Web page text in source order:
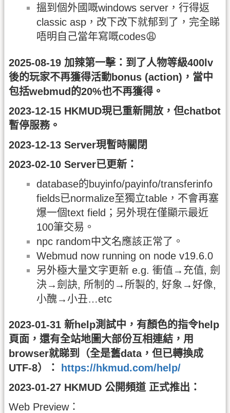
搵到個外國嘅windows server，行得返
classic asp，改下改下就郁到了，完全睇
唔明自己當年寫嘅codes😩
2025-08-19 加辣第一擊：到了人物等級400lv
後的玩家不再獲得活動bonus (action)，當中
包括webmud的20%也不再獲得。
2023-12-15 HKMUD現已重新開放，但chatbot
暫停服務。
2023-12-13 Server現暫時關閉
2023-02-10 Server已更新：
database的buyinfo/payinfo/transferinfo
fields已normalize至獨立table，不會再塞
爆一個text field；另外現在僅顯示最近
100筆交易。
npc random中文名應該正常了。
Webmud now running on node v19.6.0
另外極大量文字更新 e.g. 衝值→充值, 劍
決→劍訣, 所制的→所製的, 好象→好像,
小醜→小丑…etc
2023-01-31 新help測試中，有顏色的指令help
頁面，還有全站地圖大部份互相連結，用
browser就睇到（全是舊data，但已轉換成
UTF-8）：
https://hkmud.com/help/
2023-01-27 HKMUD 公開頻道 正式推出：
Web Preview：